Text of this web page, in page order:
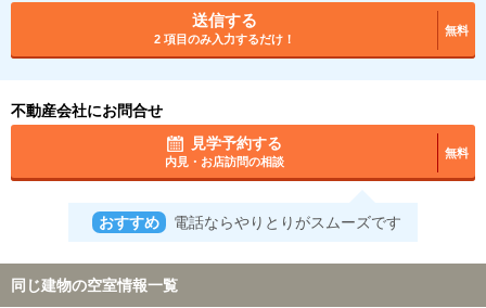
送信する
2 項目のみ入力するだけ！
無料
不動産会社にお問合せ
見学予約する
内見・お店訪問の相談
無料
おすすめ 電話ならやりとりがスムーズです
同じ建物の空室情報一覧